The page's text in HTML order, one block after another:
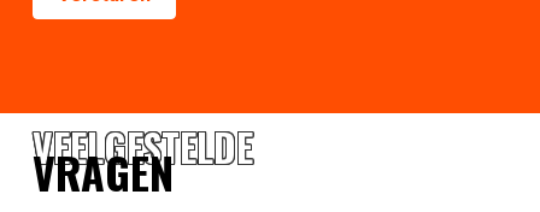
VEELGESTELDE
VRAGEN